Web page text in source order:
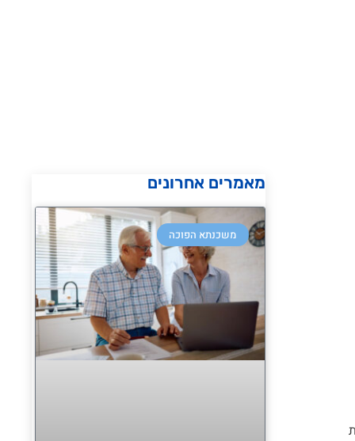
מאמרים אחרונים
משכנתא הפוכה